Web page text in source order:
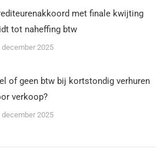
met finale kwijting
tot naheffing btw
december 2025
of geen btw bij kortstondig verhuren
verkoop?
december 2025